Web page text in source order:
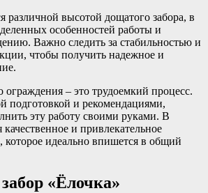
различной высотой дощатого забора, в
особенностей работы и
Важно следить за стабильностью и
чтобы получить надежное и
ограждения – это трудоемкий процесс.
подготовкой и рекомендациями,
эту работу своими руками. В
качественное и привлекательное
которое идеально впишется в общий
«Ёлочка»